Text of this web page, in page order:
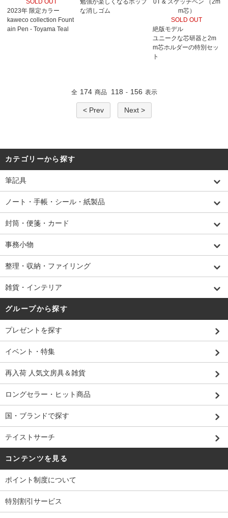
SOLD OUT
2023年 限定カラー
kaweco collection Fount
ain Pen - Toyama Teal
勉強が楽しくなるポップ
な消しゴム
0T & スケッチペン （2m
m芯）
SOLD OUT
絶版モデル
ユニークな芯研器と2m
m芯ホルダーの特別セッ
ト
全 174 商品 118 - 156 表示
< Prev Next >
カテゴリーから探す
筆記具
ノート・手帳・シール・紙製品
封筒・便箋・カード
事務小物
整理・収納・ファイリング
雑貨・インテリア
グループから探す
プレゼントを探す
イベント・特集
再入荷 人気文房具＆雑貨
ロングセラー・ヒット商品
国・ブランドで探す
テイストサーチ
コンテンツを見る
ポイント制度について
特別割引サービス